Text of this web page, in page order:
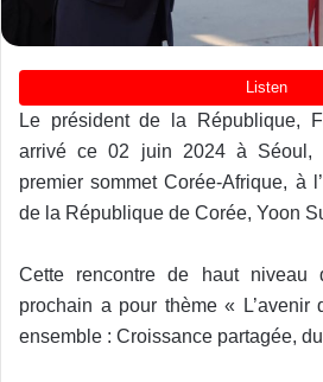
Le président de la République,
arrivé ce 02 juin 2024 à Séoul,
premier sommet Corée-Afrique, à
de la République de Corée, Yoon
Cette rencontre de haut niveau
prochain a pour thème « L’avenir
ensemble : Croissance partagée,